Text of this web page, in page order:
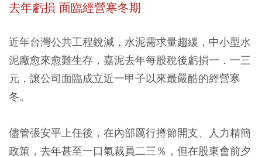
去年虧損 面臨經營寒冬期
近年台灣公共工程銳減，水泥需求量趨緩，中小型水
泥廠愈來愈難生存，嘉泥去年每股稅後虧損一．一三
元，讓公司面臨成立近一甲子以來最嚴酷的經營寒
冬。
儘管張安平上任後，在內部厲行撙節開支、人力精簡
政策，去年甚至一口氣裁員二三％，但在股東會前夕